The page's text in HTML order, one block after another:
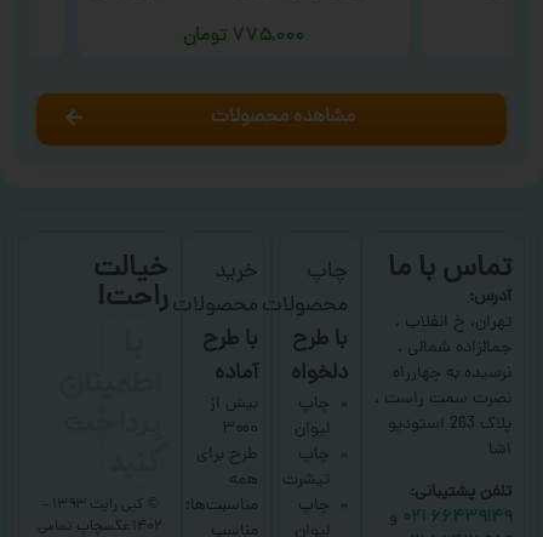
۷۷۵,۰۰۰ تومان
مشاهده محصولات
تماس با ما
آدرس:
تهران، خ انقلاب ،
جمالزاده شمالی ،
نرسیده به چهارراه
نصرت سمت راست ،
پلاک 263 استودیو
اشا
تلفن پشتیبانی:
۶۶۴۳۹۱۴۹ ۰۲۱
و
چاپ
محصولات
با طرح
دلخواه
چاپ
لیوان
چاپ
تیشرت
چاپ
لیوان
خرید
محصولات
با طرح
آماده
بیش از
۳۰۰۰
طرح برای
همه
مناسبت‌ها؛
مناسب
خیالت
راحت!
۱۴۰۲ عکسچاپ
تمامی